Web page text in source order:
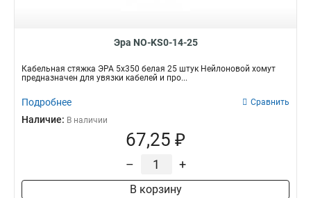
Эра NO-KS0-14-25
Кабельная стяжка ЭРА 5х350 белая 25 штук Нейлоновой хомут
предназначен для увязки кабелей и про...
Подробнее Сравнить
Наличие: В наличии
67,25 ₽
– +
В корзину